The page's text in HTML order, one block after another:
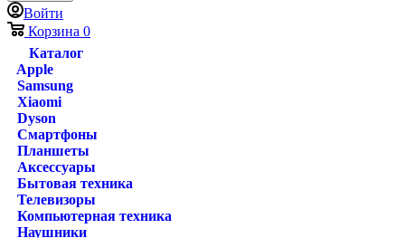
Войти
Корзина 0
Каталог
Apple
Samsung
Xiaomi
Dyson
Смартфоны
Планшеты
Аксессуары
Бытовая техника
Телевизоры
Компьютерная техника
Наушники